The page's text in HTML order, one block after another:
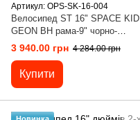
Артикул: OPS-SK-16-004
Велосипед ST 16" SPACE KID
GEON BH рама-9" чорно-
зелений 2024
3 940.00 грн 4 284.00 грн
Купити